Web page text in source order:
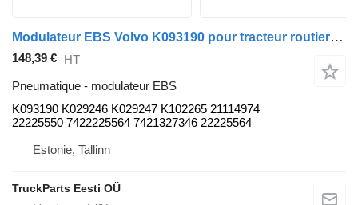
Modulateur EBS Volvo K093190 pour tracteur routier Volvo FL, FE (2013-)
148,39 € HT
Pneumatique - modulateur EBS
K093190 K029246 K029247 K102265 21114974
22225550 7422225564 7421327346 22225564
Estonie, Tallinn
TruckParts Eesti OÜ